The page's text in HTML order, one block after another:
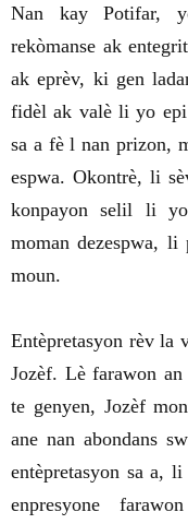
Nan kay Potifar,
rekòmanse ak
ak eprèv, ki gen
fidèl ak valè li yo epi
sa a fè l nan prizon,
espwa. Okontrè, li
konpayon selil li
moman dezespwa,
moun.
Entèpretasyon rèv la
Jozèf. Lè farawon
te genyen, Jozèf
ane nan abondans
entèpretasyon sa a,
enpresyone